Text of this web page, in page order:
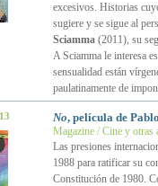
excesivos. Historias
sugiere y se sigue al
Sciamma(2011), su
A Sciamma le interesa
sensualidad están
paulatinamente de
No, película de
Magazine / Cine y otras
Las presiones
1988 para ratificar su
Constitución de 1980.